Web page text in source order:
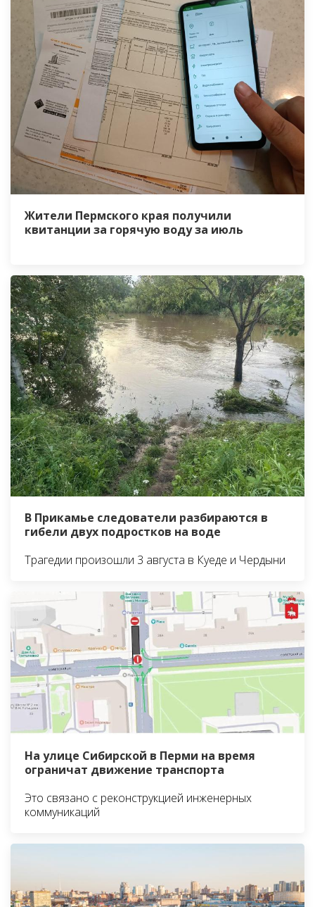
Жители Пермского края получили
квитанции за горячую воду за июль
В Прикамье следователи разбираются в
гибели двух подростков на воде
Трагедии произошли 3 августа в Куеде и Чердыни
На улице Сибирской в Перми на время
ограничат движение транспорта
Это связано с реконструкцией инженерных
коммуникаций